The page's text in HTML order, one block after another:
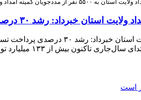
قرض الحسنه به مددجویان‌ کمیته امداد و نیازمندان استان
مدیر امور شعب صندوق قرض
تسهیلات قرض الحسنه توسط صندوق امداد ولایت استان […]